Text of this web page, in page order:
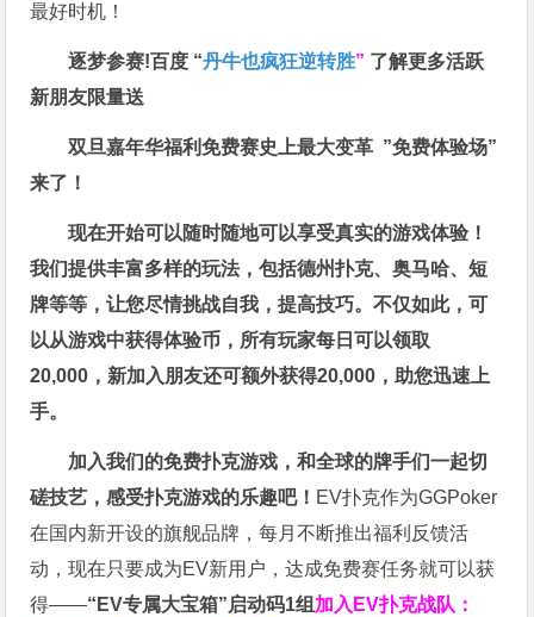
最好时机！
逐梦参赛!百度 “丹牛也疯狂逆转胜” 了解更多活跃
新朋友限量送
双旦嘉年华福利免费赛史上最大变革 ”免费体验场”
来了！
现在开始可以随时随地可以享受真实的游戏体验！
我们提供丰富多样的玩法，包括德州扑克、奥马哈、短
牌等等，让您尽情挑战自我，提高技巧。不仅如此，可
以从游戏中获得体验币，所有玩家每日可以领取
20,000，新加入朋友还可额外获得20,000，助您迅速上
手。
加入我们的免费扑克游戏，和全球的牌手们一起切
磋技艺，感受扑克游戏的乐趣吧！ EV扑克作为GGPoker
在国内新开设的旗舰品牌，每月不断推出福利反馈活
动，现在只要成为EV新用户，达成免费赛任务就可以获
得——“EV专属大宝箱”启动码1组 加入EV扑克战队：